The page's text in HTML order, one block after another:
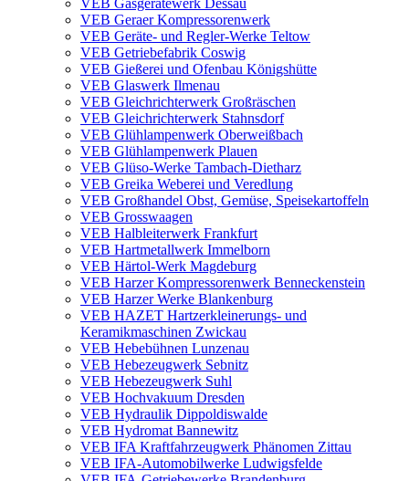
VEB Gasgerätewerk Dessau
VEB Geraer Kompressorenwerk
VEB Geräte- und Regler-Werke Teltow
VEB Getriebefabrik Coswig
VEB Gießerei und Ofenbau Königshütte
VEB Glaswerk Ilmenau
VEB Gleichrichterwerk Großräschen
VEB Gleichrichterwerk Stahnsdorf
VEB Glühlampenwerk Oberweißbach
VEB Glühlampenwerk Plauen
VEB Glüso-Werke Tambach-Dietharz
VEB Greika Weberei und Veredlung
VEB Großhandel Obst, Gemüse, Speisekartoffeln
VEB Grosswaagen
VEB Halbleiterwerk Frankfurt
VEB Hartmetallwerk Immelborn
VEB Härtol-Werk Magdeburg
VEB Harzer Kompressorenwerk Benneckenstein
VEB Harzer Werke Blankenburg
VEB HAZET Hartzerkleinerungs- und
Keramikmaschinen Zwickau
VEB Hebebühnen Lunzenau
VEB Hebezeugwerk Sebnitz
VEB Hebezeugwerk Suhl
VEB Hochvakuum Dresden
VEB Hydraulik Dippoldiswalde
VEB Hydromat Bannewitz
VEB IFA Kraftfahrzeugwerk Phänomen Zittau
VEB IFA-Automobilwerke Ludwigsfelde